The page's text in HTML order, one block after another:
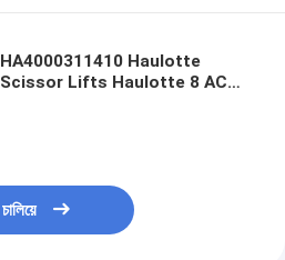
HA4000311410 Haulotte
Scissor Lifts Haulotte 8 AC
চালিয়ে